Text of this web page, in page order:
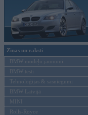
Ziņas un raksti
BMW modeļu jaunumi
BMW testi
Tehnoloģijas & sasniegumi
BMW Latvijā
MINI
Rolls-Royce